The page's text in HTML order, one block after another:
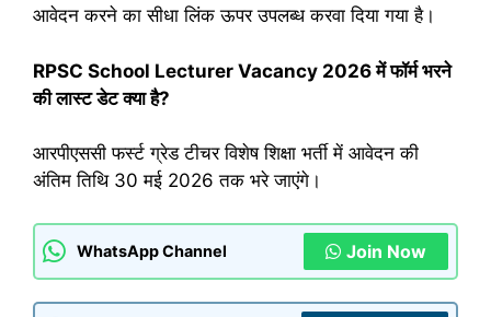
आवेदन करने का सीधा लिंक ऊपर उपलब्ध करवा दिया गया है।
RPSC School Lecturer Vacancy 2026में फॉर्म भरने
की लास्ट डेट क्या है?
आरपीएससी फर्स्ट ग्रेड टीचर विशेष शिक्षा भर्ती में आवेदन की
अंतिम तिथि 30 मई 2026 तक भरे जाएंगे।
WhatsApp Channel Join Now